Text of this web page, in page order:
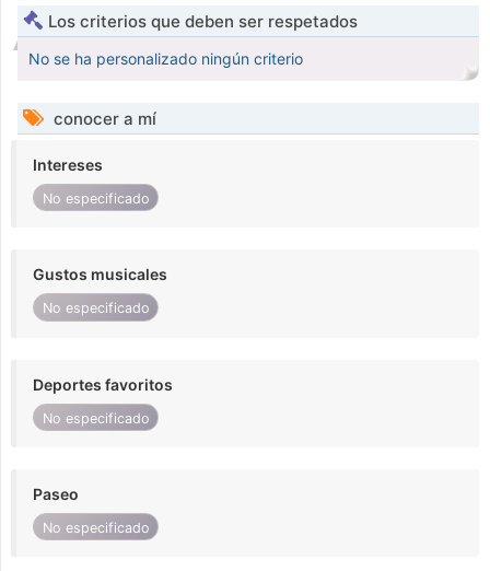
Los criterios que deben ser respetados
No se ha personalizado ningún criterio
conocer a mí
Intereses
No especificado
Gustos musicales
No especificado
Deportes favoritos
No especificado
Paseo
No especificado